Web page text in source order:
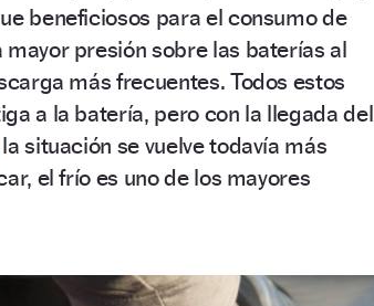
beneficiosos para el consumo de
presión sobre las baterías al
más frecuentes. Todos estos
a la batería, pero con la llegada del
la situación se vuelve todavía más
el frío es uno de los mayores